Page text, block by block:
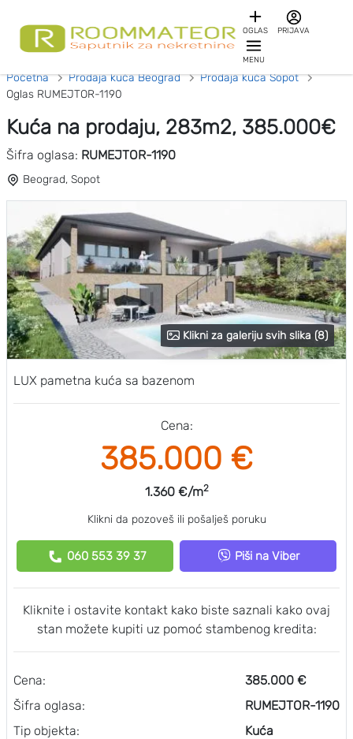
OGLAS PRIJAVA
MENU
Početna Prodaja kuća Beograd
Prodaja kuća Sopot
Oglas RUMEJTOR-1190
Kuća na prodaju, 283m2, 385.000€
Šifra oglasa: RUMEJTOR-1190
Beograd, Sopot
Klikni za galeriju svih slika (8)
LUX pametna kuća sa bazenom
Cena:
385.000 €
1.360 €/m2
Klikni da pozoveš ili pošalješ poruku
060 553 39 37 Piši na Viber
Kliknite i ostavite kontakt kako biste saznali kako ovaj
stan možete kupiti uz pomoć stambenog kredita:
Cena:
Šifra oglasa:
Tip objekta:
385.000 €
RUMEJTOR-1190
Kuća